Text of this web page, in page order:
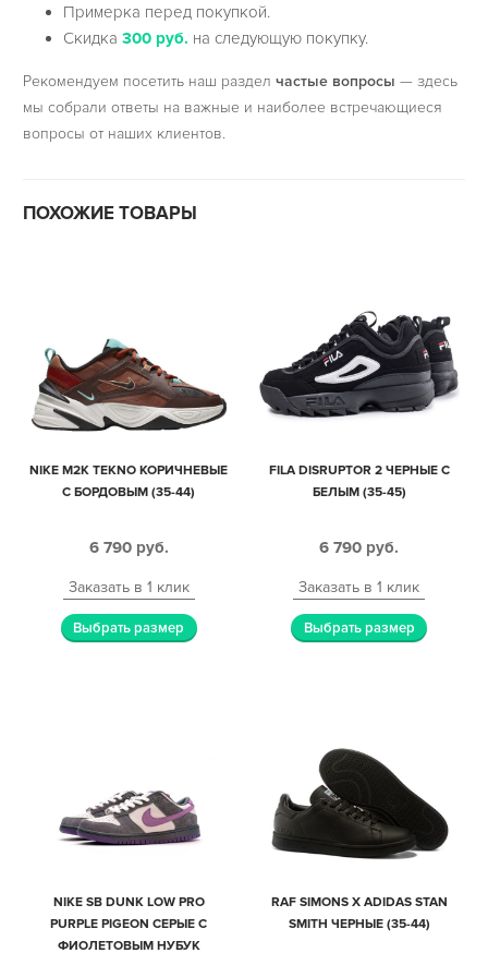
Примерка перед покупкой.
Скидка300 руб. на следующую покупку.
Рекомендуем посетить наш раздел частые вопросы — здесь
мы собрали ответы на важные и наиболее встречающиеся
вопросы от наших клиентов.
ПОХОЖИЕ ТОВАРЫ
NIKE M2K TEKNO КОРИЧНЕВЫЕ
С БОРДОВЫМ (35-44)
6 790 руб.
Заказать в 1 клик
Выбрать размер
FILA DISRUPTOR 2 ЧЕРНЫЕ С
БЕЛЫМ (35-45)
6 790 руб.
Заказать в 1 клик
Выбрать размер
NIKE SB DUNK LOW PRO
PURPLE PIGEON СЕРЫЕ С
ФИОЛЕТОВЫМ НУБУК
RAF SIMONS X ADIDAS STAN
SMITH ЧЕРНЫЕ (35-44)